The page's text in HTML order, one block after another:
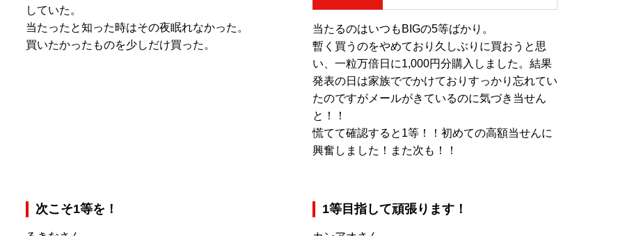
していた。
当たったと知った時はその夜眠れなかった。
買いたかったものを少しだけ買った。
当たるのはいつもBIGの5等ばかり。
暫く買うのをやめており久しぶりに買おうと思
い、一粒万倍日に1,000円分購入しました。結果
発表の日は家族ででかけておりすっかり忘れてい
たのですがメールがきているのに気づき当せん
と！！
慌てて確認すると1等！！初めての高額当せんに
興奮しました！また次も！！
次こそ1等を！ 1等目指して頑張ります！